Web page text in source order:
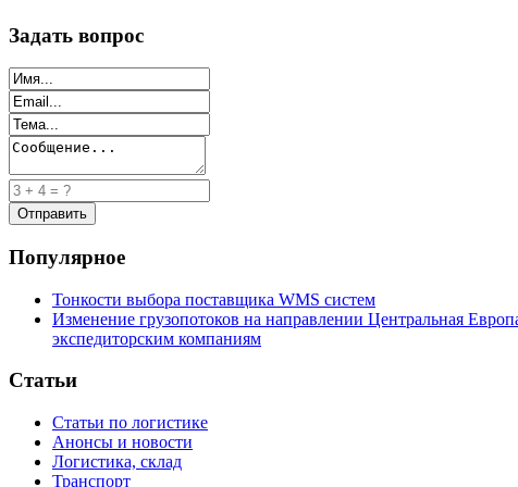
Задать вопрос
Популярное
Тонкости выбора поставщика WMS систем
Изменение грузопотоков на направлении Центральная
экспедиторским компаниям
Статьи
Статьи по логистике
Анонсы и новости
Логистика, склад
Транспорт